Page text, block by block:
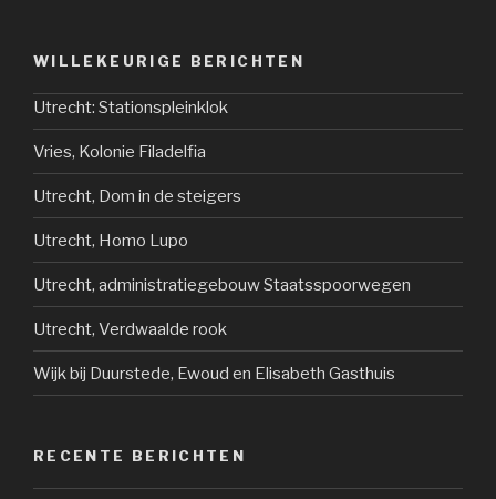
WILLEKEURIGE BERICHTEN
Utrecht: Stationspleinklok
Vries, Kolonie Filadelfia
Utrecht, Dom in de steigers
Utrecht, Homo Lupo
Utrecht, administratiegebouw Staatsspoorwegen
Utrecht, Verdwaalde rook
Wijk bij Duurstede, Ewoud en Elisabeth Gasthuis
RECENTE BERICHTEN